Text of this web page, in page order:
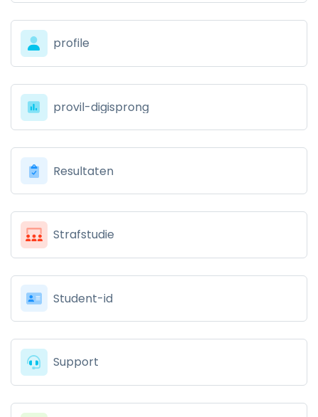
profile
provil-digisprong
Resultaten
Strafstudie
Student-id
Support